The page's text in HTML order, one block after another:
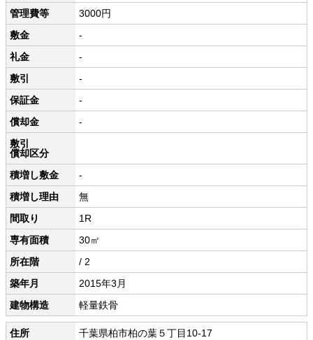
管理費等
3000円
敷金
-
礼金
-
敷引
-
保証金
-
償却金
-
敷引
償却区分
積増し敷金
-
積増し理由
無
間取り
1R
専有面積
30㎡
所在階
/ 2
築年月
2015年3月
建物構造
軽量鉄骨
住所 千葉県柏市柏の葉５丁目10-17